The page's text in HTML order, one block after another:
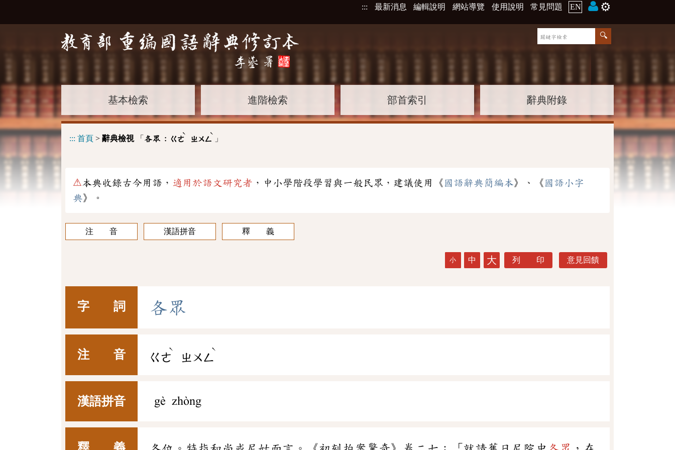
::: 最新消息 編輯說明 網站導覽 使用說明 常見問題 EN ⚙️
基本檢索 進階檢索 部首索引 辭典附錄
::: 首頁 > 辭典檢視「 各眾 : ㄍㄜ
ˋ
ㄓㄨㄥ
ˋ
」
⚠本典收錄古今用語， 適用於語文研究者 ，中小學階段學習與一般民眾，建議使用《 國語辭典簡編本》、《 國語小字
典》。
注 音 漢語拼音 釋 義
小 中 大 列 印 意見回饋
字 詞 各眾
注 音 ㄍㄜ
ˋ
ㄓㄨㄥ
ˋ
漢語拼音 gè zhòng